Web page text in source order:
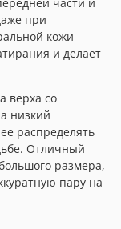
при
кожи
и делает
верха со
низкий
распределять
Отличный
размера,
пару на